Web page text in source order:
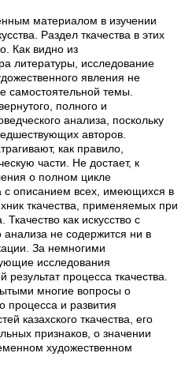
материалом в изучении
Раздел ткачества в этих
Как видно из
литературы, исследование
явления не
самостоятельной темы.
полного и
анализа, поскольку
авторов.
как правило,
части. Не достает, к
о полном цикле
с описанием всех, имеющихся в
ткачества, применяемых при
как искусство с
анализа не содержится ни в
За немногими
исследования
процесса ткачества.
многие вопросы о
процесса и развития
казахского ткачества, его
признаков, о значении
художественном